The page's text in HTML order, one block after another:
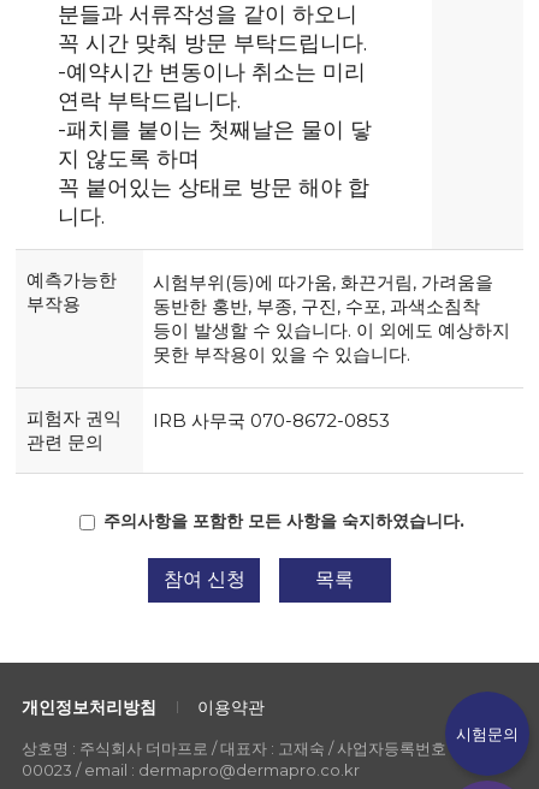
분들과 서류작성을 같이 하오니
꼭 시간 맞춰 방문 부탁드립니다.
-예약시간 변동이나 취소는 미리
연락 부탁드립니다.
-패치를 붙이는 첫째날은 물이 닿
지 않도록 하며
꼭 붙어있는 상태로 방문 해야 합
니다.
예측가능한
부작용
시험부위(등)에 따가움, 화끈거림, 가려움을
동반한 홍반, 부종, 구진, 수포, 과색소침착
등이 발생할 수 있습니다. 이 외에도 예상하지
못한 부작용이 있을 수 있습니다.
피험자 권익
관련 문의
IRB 사무국 070-8672-0853
주의사항을 포함한 모든 사항을 숙지하였습니다.
참여 신청 목록
개인정보처리방침 이용약관
상호명 : 주식회사 더마프로 / 대표자 : 고재숙 / 사업자등록번호 : 107-86-
00023 / email : dermapro@dermapro.co.kr
시험문의